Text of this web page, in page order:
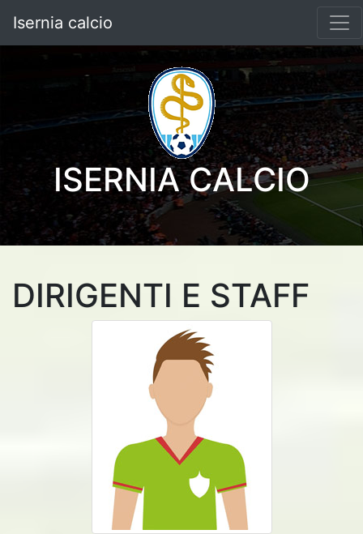
Isernia calcio
ISERNIA CALCIO
DIRIGENTI E STAFF